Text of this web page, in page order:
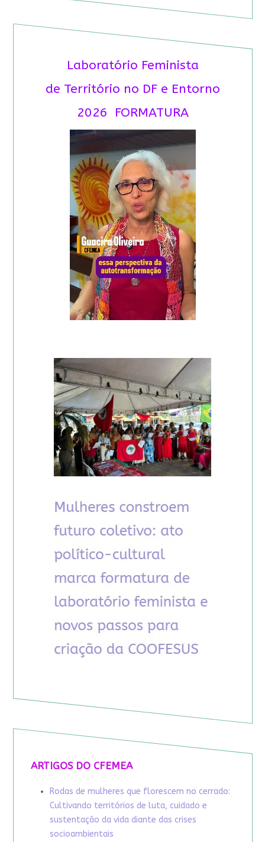
Laboratório Feminista
de Território no DF e Entorno
2026 FORMATURA
ARTIGOS DO CFEMEA
Rodas de mulheres que florescem no cerrado:
Cultivando territórios de luta, cuidado e
sustentação da vida diante das crises
socioambientais